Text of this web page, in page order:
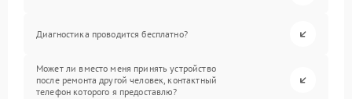
Диагностика проводится бесплатно?
Может ли вместо меня принять устройство
после ремонта другой человек, контактный
телефон которого я предоставлю?